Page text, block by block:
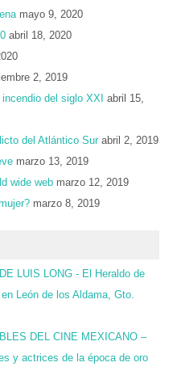
mayo 9, 2020
abril 18, 2020
2, 2019
del siglo XXI
abril 15,
del Atlántico Sur abril 2, 2019
marzo 13, 2019
wide web marzo 12, 2019
marzo 8, 2019
LUIS LONG - El Heraldo de
León de los Aldama, Gto.
DEL CINE MEXICANO –
y actrices de la época de oro